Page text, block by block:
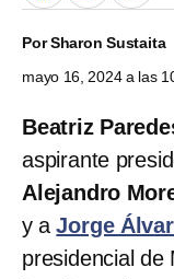
PorSharon Sustaita
mayo 16, 2024 a las
Beatriz
aspirante
Alejandro
y aJorge
presidencial de